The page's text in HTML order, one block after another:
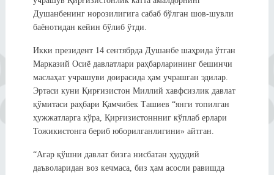
Душанбенинг норозилигига сабаб бўлган шов-шувли
баёнотидан кейин бўлиб ўтди.
Икки президент 14 сентябрда Душанбе шаҳрида ўтган
Марказий Осиё давлатлари раҳбарларининг бешинчи
маслаҳат учрашуви доирасида ҳам учрашган эдилар.
Эртаси куни Қирғизистон Миллий хавфсизлик давлат
қўмитаси раҳбари Қамчибек Ташиев “янги топилган
ҳужжатларга кўра, Қирғизистоннниг кўплаб ерлари
Тожикистонга бериб юборилганлигини» айтган.
“Агар қўшни давлат бизга нисбатан ҳудудий
даъволаридан воз кечмаса, биз ҳам асосли равишда